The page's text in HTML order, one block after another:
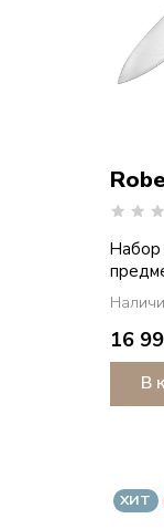
Набор
16
В
ХИТ